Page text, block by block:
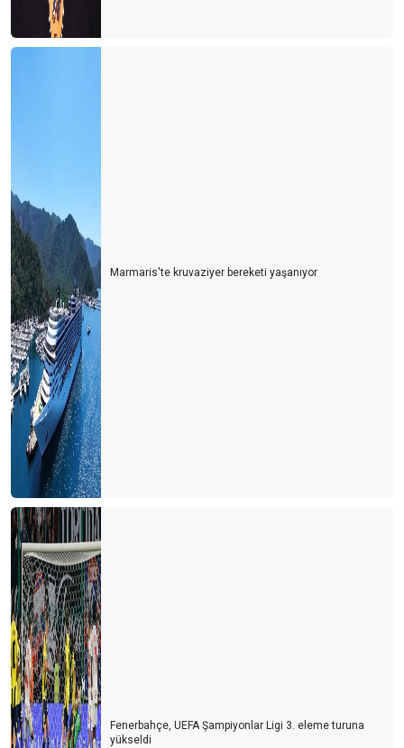
Marmaris'te kruvaziyer bereketi yaşanıyor
Fenerbahçe, UEFA Şampiyonlar Ligi 3. eleme turuna
yükseldi